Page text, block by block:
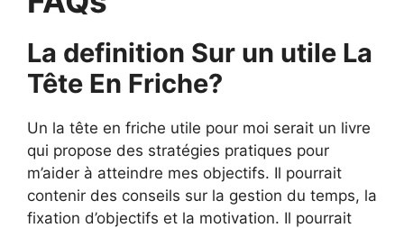
La definition Sur un utile La
Tête En Friche?
Un la tête en friche utile pour moi serait un livre
qui propose des stratégies pratiques pour
m’aider à atteindre mes objectifs. Il pourrait
contenir des conseils sur la gestion du temps, la
fixation d’objectifs et la motivation. Il pourrait